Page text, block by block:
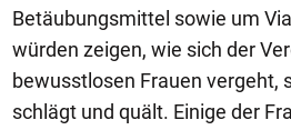
Betäubungsmittel sowie um
würden zeigen, wie sich der
bewusstlosen Frauen vergeht,
schlägt und quält. Einige der